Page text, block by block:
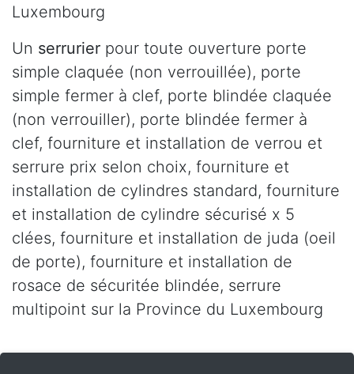
Luxembourg
Un serrurier pour toute ouverture porte
simple claquée (non verrouillée), porte
simple fermer à clef, porte blindée claquée
(non verrouiller), porte blindée fermer à
clef, fourniture et installation de verrou et
serrure prix selon choix, fourniture et
installation de cylindres standard, fourniture
et installation de cylindre sécurisé x 5
clées, fourniture et installation de juda (oeil
de porte), fourniture et installation de
rosace de sécuritée blindée, serrure
multipoint sur la Province du Luxembourg